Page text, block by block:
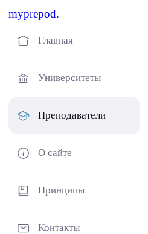
myprepod.
Главная
Университеты
Преподаватели
О сайте
Принципы
Контакты